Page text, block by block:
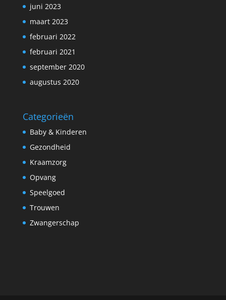
juni 2023
maart 2023
februari 2022
februari 2021
september 2020
augustus 2020
Categorieën
Baby & Kinderen
Gezondheid
Kraamzorg
Opvang
Speelgoed
Trouwen
Zwangerschap